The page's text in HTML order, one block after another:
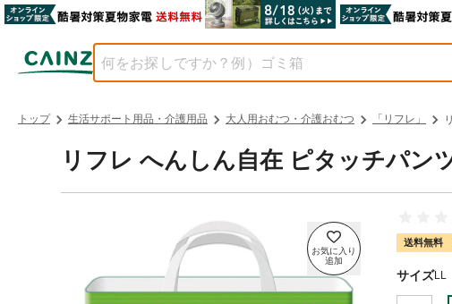
トップ 生活サポート用品・介護用品 大人用おむつ・介護おむつ 「リフレ」
リフレ へんしん自在 ピタッチパン
送料無料
サイズLL